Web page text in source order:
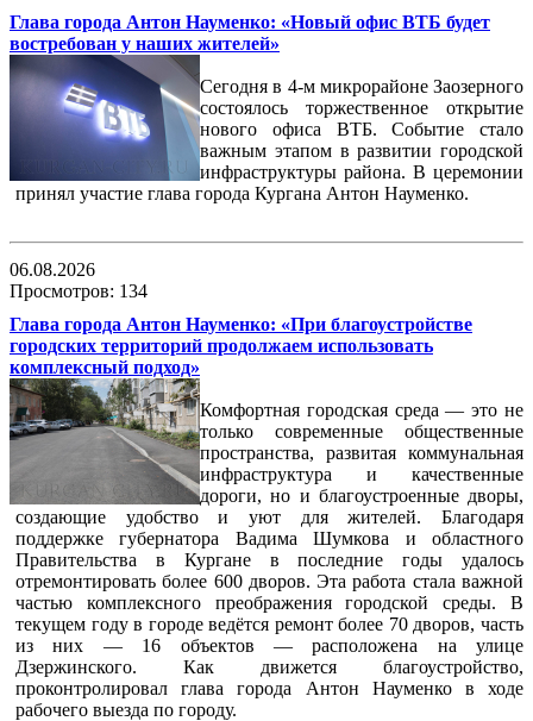
Глава города Антон Науменко: «Новый офис ВТБ будет
востребован у наших жителей»
Сегодня в 4-м микрорайоне Заозерного
состоялось торжественное открытие
нового офиса ВТБ. Событие стало
важным этапом в развитии городской
инфраструктуры района. В церемонии
принял участие глава города Кургана Антон Науменко.
06.08.2026
Просмотров: 134
Глава города Антон Науменко: «При благоустройстве
городских территорий продолжаем использовать
комплексный подход»
Комфортная городская среда — это не
только современные общественные
пространства, развитая коммунальная
инфраструктура и качественные
дороги, но и благоустроенные дворы,
создающие удобство и уют для жителей. Благодаря
поддержке губернатора Вадима Шумкова и областного
Правительства в Кургане в последние годы удалось
отремонтировать более 600 дворов. Эта работа стала важной
частью комплексного преображения городской среды. В
текущем году в городе ведётся ремонт более 70 дворов, часть
из них — 16 объектов — расположена на улице
Дзержинского. Как движется благоустройство,
проконтролировал глава города Антон Науменко в ходе
рабочего выезда по городу.